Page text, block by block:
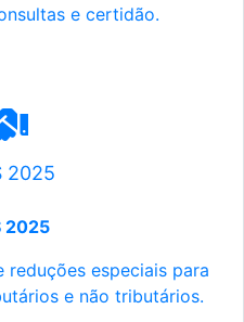
e certidão.
2025
2025
reduções especiais para
e não tributários.